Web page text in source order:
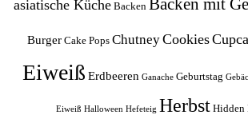
asiatische Küche Backen Backen mit
Burger Cake Pops ChutneyCookies
Eiweiß Erdbeeren Ganache Geburtstag
Eiweiß Halloween Hefeteig Herbst Hidden